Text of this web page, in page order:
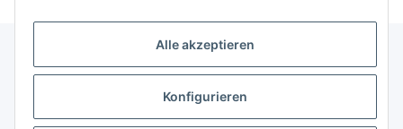
Alle akzeptieren
Konfigurieren